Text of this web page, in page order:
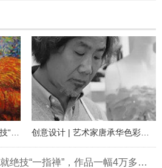
创意设计 | 艺术家唐承华色彩里的“帽饰绘”
· 她用手指作画，10年练就绝技“一指禅”，作品一幅4万多，全球卖断货